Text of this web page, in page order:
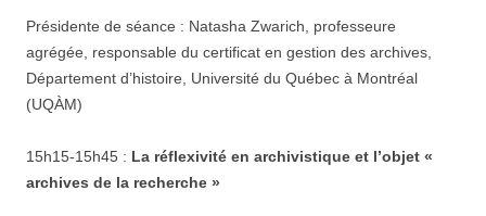
Présidente de séance : Natasha Zwarich, professeure
agrégée, responsable du certificat en gestion des archives,
Département d’histoire, Université du Québec à Montréal
(UQÀM)
15h15-15h45 : La réflexivité en archivistique et l’objet «
archives de la recherche »